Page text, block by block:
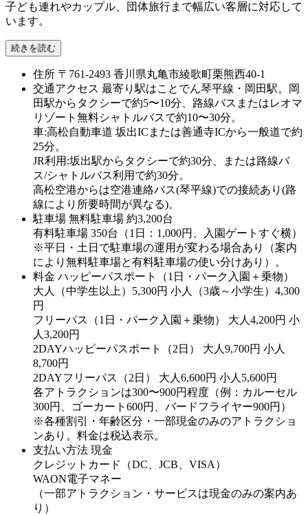
子ども連れやカップル、団体旅行まで幅広い客層に対応して
います。
続きを読む
住所 〒761-2493 香川県丸亀市綾歌町栗熊西40-1
交通アクセス 最寄り駅はことでん琴平線・岡田駅。岡
田駅からタクシーで約5〜10分、路線バスまたはレオマ
リゾート無料シャトルバスで約10〜30分。
車:高松自動車道 坂出ICまたは善通寺ICから一般道で約
25分。
JR利用:坂出駅からタクシーで約30分、または路線バ
ス/シャトルバス利用で約30分。
高松空港からは空港連絡バス(琴平線)での接続あり(路
線により所要時間が異なる)。
駐車場 無料駐車場 約3,200台
有料駐車場 350台（1日：1,000円、入園ゲートすぐ横）
※平日・土日で駐車場の運用が変わる場合あり（案内
により無料駐車場と有料駐車場の使い分けあり）。
料金 ハッピーパスポート（1日・パーク入園＋乗物）
大人（中学生以上）5,300円 小人（3歳～小学生）4,300
円
フリーパス（1日・パーク入園＋乗物） 大人4,200円 小
人3,200円
2DAYハッピーパスポート（2日） 大人9,700円 小人
8,700円
2DAYフリーパス（2日） 大人6,600円 小人5,600円
各アトラクションは300〜900円程度（例：カルーセル
300円、ゴーカート600円、バードフライヤー900円）
※各種割引・年齢区分・一部現金のみのアトラクショ
ンあり。料金は税込表示。
支払い方法 現金
クレジットカード（DC、JCB、VISA）
WAON電子マネー
（一部アトラクション・サービスは現金のみの案内あ
り）